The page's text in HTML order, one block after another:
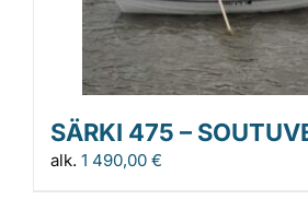
SÄRKI 475 –
alk. 1 490,00 €